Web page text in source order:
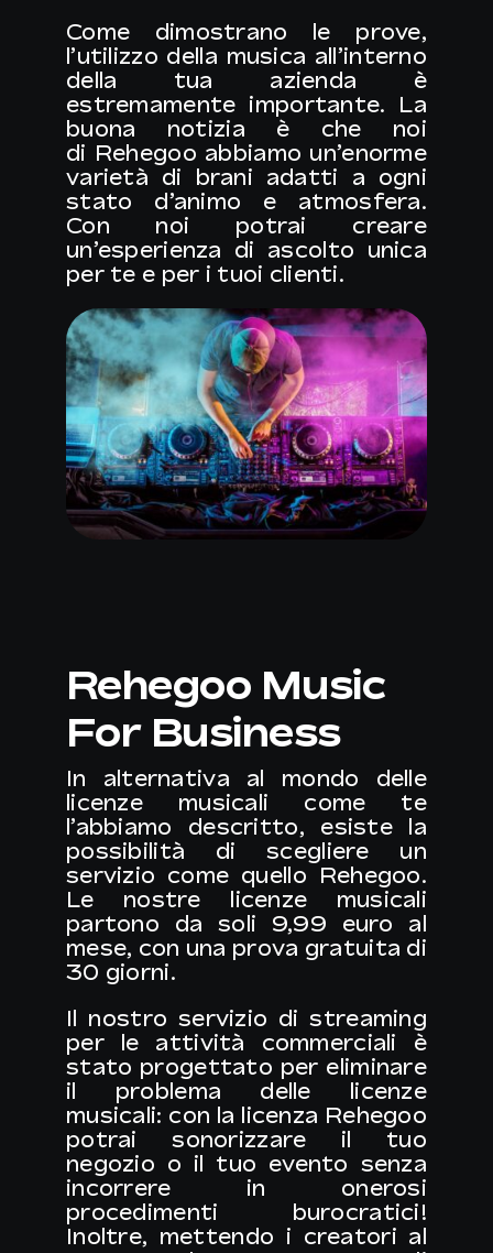
Come dimostrano le prove,
l’utilizzo della musica all’interno
della tua azienda è
estremamente importante. La
buona notizia è che noi
di Rehegoo abbiamo un’enorme
varietà di brani adatti a ogni
stato d’animo e atmosfera.
Con noi potrai creare
un’esperienza di ascolto unica
per te e per i tuoi clienti.
Rehegoo Music
For Business
In alternativa al mondo delle
licenze musicali come te
l’abbiamo descritto, esiste la
possibilità di scegliere un
servizio come quello Rehegoo.
Le nostre licenze musicali
partono da soli 9,99 euro al
mese, con una prova gratuita di
30 giorni.
Il nostro servizio di streaming
per le attività commerciali è
stato progettato per eliminare
il problema delle licenze
musicali: con la licenza Rehegoo
potrai sonorizzare il tuo
negozio o il tuo evento senza
incorrere in onerosi
procedimenti burocratici!
Inoltre, mettendo i creatori al